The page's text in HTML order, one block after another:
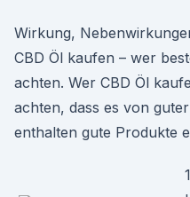
Wirkung,
CBD Öl kaufen – wer
achten. Wer CBD Öl
achten, dass es von
enthalten gute Produkte